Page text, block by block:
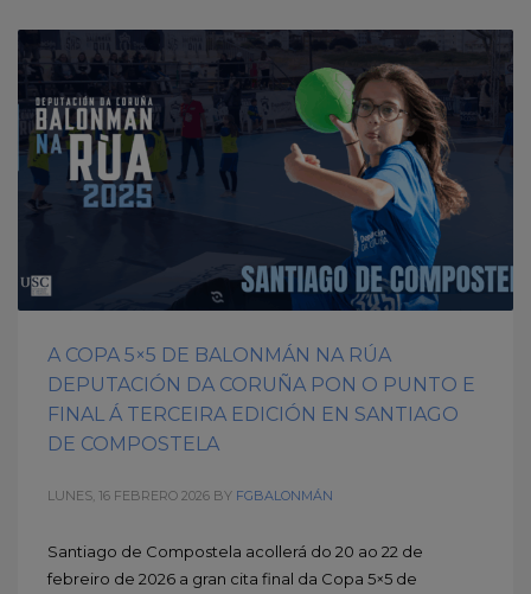
A COPA 5×5 DE BALONMÁN NA RÚA
DEPUTACIÓN DA CORUÑA PON O PUNTO E
FINAL Á TERCEIRA EDICIÓN EN SANTIAGO
DE COMPOSTELA
LUNES, 16 FEBRERO 2026 BY FGBALONMÁN
Santiago de Compostela acollerá do 20 ao 22 de
febreiro de 2026 a gran cita final da Copa 5×5 de